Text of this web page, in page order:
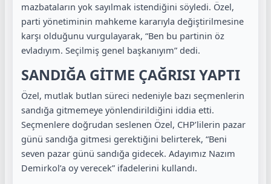
mazbataların yok sayılmak istendiğini söyledi. Özel,
parti yönetiminin mahkeme kararıyla değiştirilmesine
karşı olduğunu vurgulayarak, “Ben bu partinin öz
evladıyım. Seçilmiş genel başkanıyım” dedi.
SANDIĞA GİTME ÇAĞRISI YAPTI
Özel, mutlak butlan süreci nedeniyle bazı seçmenlerin
sandığa gitmemeye yönlendirildiğini iddia etti.
Seçmenlere doğrudan seslenen Özel, CHP’lilerin pazar
günü sandığa gitmesi gerektiğini belirterek, “Beni
seven pazar günü sandığa gidecek. Adayımız Nazım
Demirkol’a oy verecek” ifadelerini kullandı.